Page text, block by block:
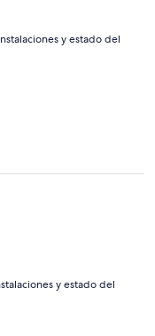
y estado del
y estado del